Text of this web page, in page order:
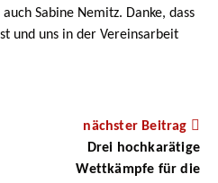
Sabine Nemitz. Danke, dass
und uns in der Vereinsarbeit
nächster Beitrag
Drei hochkarätige
Wettkämpfe für die